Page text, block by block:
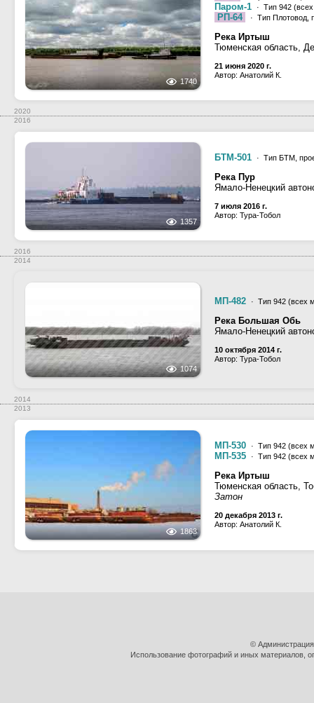
1740
Паром-1 · Тип 942
РП-64 · Тип Плотовод,
Река Иртыш
Тюменская область,
21 июня 2020 г.
Автор: Анатолий К.
2020
2016
1357
БТМ-501 · Тип БТМ,
Река Пур
Ямало-Ненецкий
7 июля 2016 г.
Автор: Тура-Тобол
2016
2014
1074
МП-482 · Тип 942 (всех
Река Большая Обь
Ямало-Ненецкий
10 октября 2014 г.
Автор: Тура-Тобол
2014
2013
1863
МП-530 · Тип 942 (всех
МП-535 · Тип 942 (всех
Река Иртыш
Тюменская область,
Затон
20 декабря 2013 г.
Автор: Анатолий К.
©
Использование фотографий и иных материалов,